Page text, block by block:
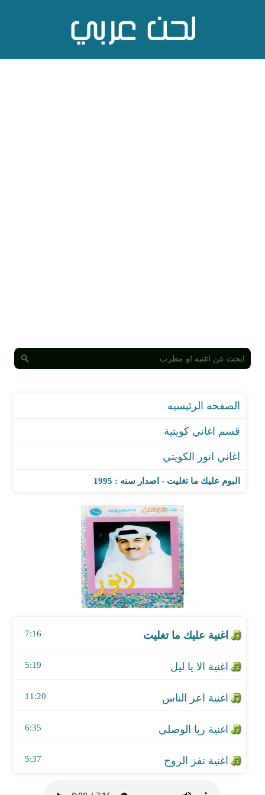
قسم اغاني كويتية
البوم عليك ما تغليت - اصدار سنه : 1995
اغنية عليك ما تغليت
7:16
اغنية الا يا ليل
5:19
اغنية اعز الناس
11:20
اغنية ربا الوصلي
6:35
اغنية تفز الروح
5:37